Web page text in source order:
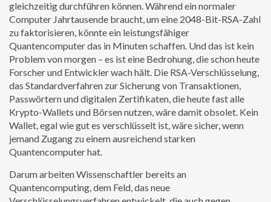
gleichzeitig durchführen können. Während ein normaler
Computer Jahrtausende braucht, um eine 2048-Bit-RSA-Zahl
zu faktorisieren, könnte ein leistungsfähiger
Quantencomputer das in Minuten schaffen. Und das ist kein
Problem von morgen – es ist eine Bedrohung, die schon heute
Forscher und Entwickler wach hält. Die RSA-Verschlüsselung,
das Standardverfahren zur Sicherung von Transaktionen,
Passwörtern und digitalen Zertifikaten, die heute fast alle
Krypto-Wallets und Börsen nutzen, wäre damit obsolet. Kein
Wallet, egal wie gut es verschlüsselt ist, wäre sicher, wenn
jemand Zugang zu einem ausreichend starken
Quantencomputer hat.
Darum arbeiten Wissenschaftler bereits an
Quantencomputing,dem Feld, das neue